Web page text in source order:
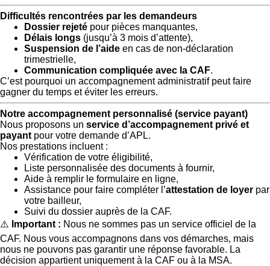
Difficultés rencontrées par les demandeurs
Dossier rejeté pour pièces manquantes,
Délais longs (jusqu’à 3 mois d’attente),
Suspension de l’aide en cas de non-déclaration
trimestrielle,
Communication compliquée avec la CAF.
C’est pourquoi un accompagnement administratif peut faire
gagner du temps et éviter les erreurs.
Notre accompagnement personnalisé (service payant)
Nous proposons un service d’accompagnement privé et
payant pour votre demande d’APL.
Nos prestations incluent :
Vérification de votre éligibilité,
Liste personnalisée des documents à fournir,
Aide à remplir le formulaire en ligne,
Assistance pour faire compléter l’attestation de loyer par
votre bailleur,
Suivi du dossier auprès de la CAF.
⚠️ Important : Nous ne sommes pas un service officiel de la
CAF. Nous vous accompagnons dans vos démarches, mais
nous ne pouvons pas garantir une réponse favorable. La
décision appartient uniquement à la CAF ou à la MSA.